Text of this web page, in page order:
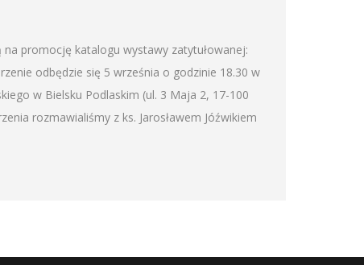
na promocję katalogu wystawy zatytułowanej:
odbędzie się 5 września o godzinie 18.30 w
w Bielsku Podlaskim (ul. 3 Maja 2, 17-100
rozmawialiśmy z ks. Jarosławem Jóźwikiem